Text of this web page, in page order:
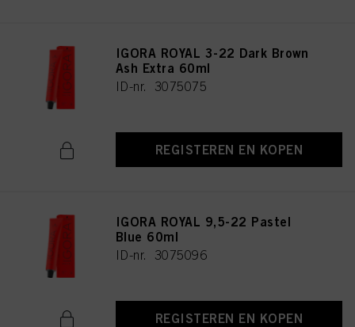
IGORA ROYAL 3-22 Dark Brown
Ash Extra 60ml
ID-nr. 3075075
REGISTEREN EN KOPEN
IGORA ROYAL 9,5-22 Pastel
Blue 60ml
ID-nr. 3075096
REGISTEREN EN KOPEN